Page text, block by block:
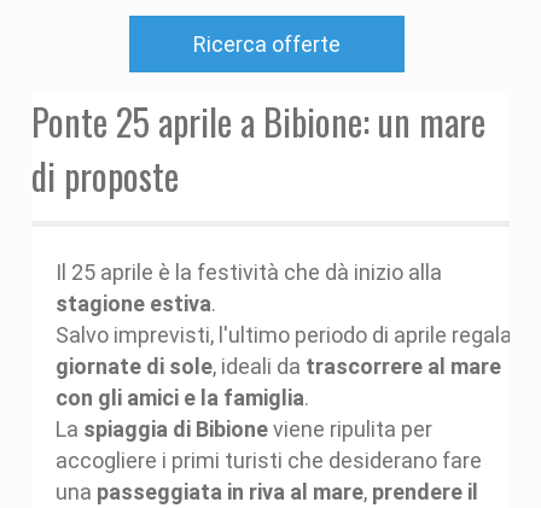
Ricerca offerte
Ponte 25 aprile a Bibione: un mare
di proposte
Il 25 aprile è la festività che dà inizio alla
stagione estiva.
Salvo imprevisti, l'ultimo periodo di aprile regala
giornate di sole, ideali da trascorrere al mare
con gli amici e la famiglia.
La spiaggia di Bibioneviene ripulita per
accogliere i primi turisti che desiderano fare
una passeggiata in riva al mare, prendere il